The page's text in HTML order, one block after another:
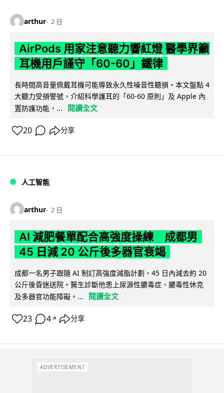
arthur 2 日
AirPods 用家注意聽力響紅燈 醫學界籲
耳機用戶謹守「60-60」鐵律
長時間高音量佩戴耳機可能導致永久性噪音性聽損。本文盤點 4
大聽力受損警號，介紹科學護耳的「60-60 原則」及 Apple 內
置防護功能，...
閱讀全文
20 分享
人工智能
arthur 2 日
AI 減肥餐單配合高強度操練 成都男
45 日減 20 公斤後多器官衰竭
成都一名男子跟隨 AI 制訂高強度減脂計劃，45 日內減去約 20
公斤後昏迷送院。醫生診斷他患上尿源性膿毒症、膿毒性休克
及多器官功能障礙。...
閱讀全文
23 4 ↗ 分享
ADVERTISEMENT